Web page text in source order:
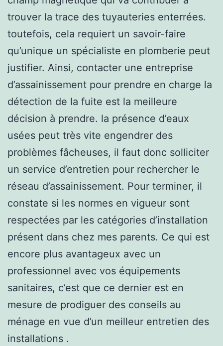
trouver la trace des tuyauteries enterrées.
toutefois, cela requiert un savoir-faire
qu’unique un spécialiste en plomberie peut
justifier. Ainsi, contacter une entreprise
d’assainissement pour prendre en charge la
détection de la fuite est la meilleure
décision à prendre. la présence d’eaux
usées peut très vite engendrer des
problèmes fâcheuses, il faut donc solliciter
un service d’entretien pour rechercher le
réseau d’assainissement. Pour terminer, il
constate si les normes en vigueur sont
respectées par les catégories d’installation
présent dans chez mes parents. Ce qui est
encore plus avantageux avec un
professionnel avec vos équipements
sanitaires, c’est que ce dernier est en
mesure de prodiguer des conseils au
ménage en vue d’un meilleur entretien des
installations .